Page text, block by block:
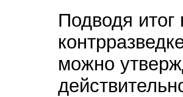
Подводя
можно